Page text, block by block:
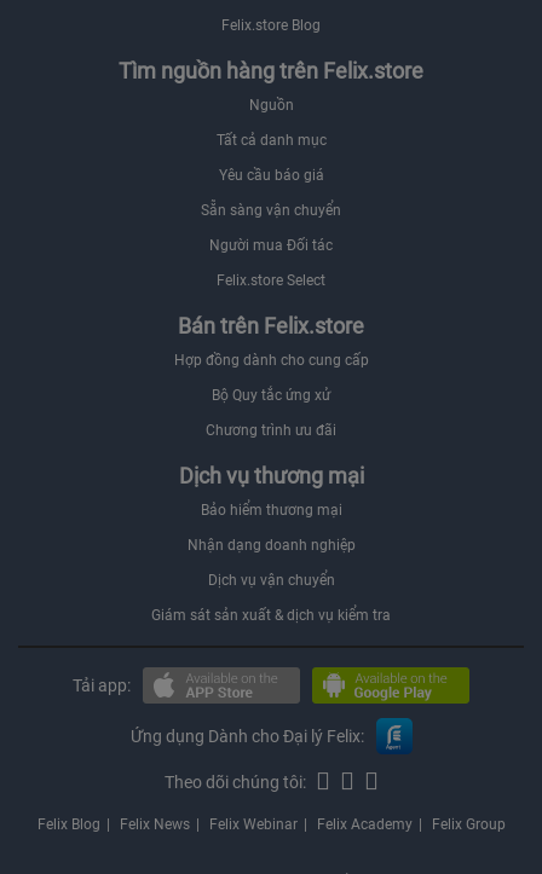
Felix.store Blog
Tìm nguồn hàng trên Felix.store
Nguồn
Tất cả danh mục
Yêu cầu báo giá
Sẵn sàng vận chuyển
Người mua Đối tác
Felix.store Select
Bán trên Felix.store
Hợp đồng dành cho cung cấp
Bộ Quy tắc ứng xử
Chương trình ưu đãi
Dịch vụ thương mại
Bảo hiểm thương mại
Nhận dạng doanh nghiệp
Dịch vụ vận chuyển
Giám sát sản xuất & dịch vụ kiểm tra
Tải app:
Ứng dụng Dành cho Đại lý Felix:
Theo dõi chúng tôi:
Felix Blog Felix News Felix Webinar Felix Academy Felix Group